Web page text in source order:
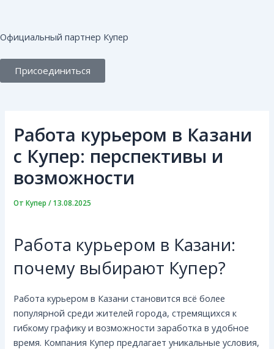
содержимому
Официальный партнер Купер
Присоединиться
Работа курьером в Казани
с Купер: перспективы и
возможности
ОтКупер/13.08.2025
Работа курьером в Казани:
почему выбирают Купер?
Работа курьером в Казани становится всё более
популярной среди жителей города, стремящихся к
гибкому графику и возможности заработка в удобное
время. Компания Купер предлагает уникальные условия,
записям